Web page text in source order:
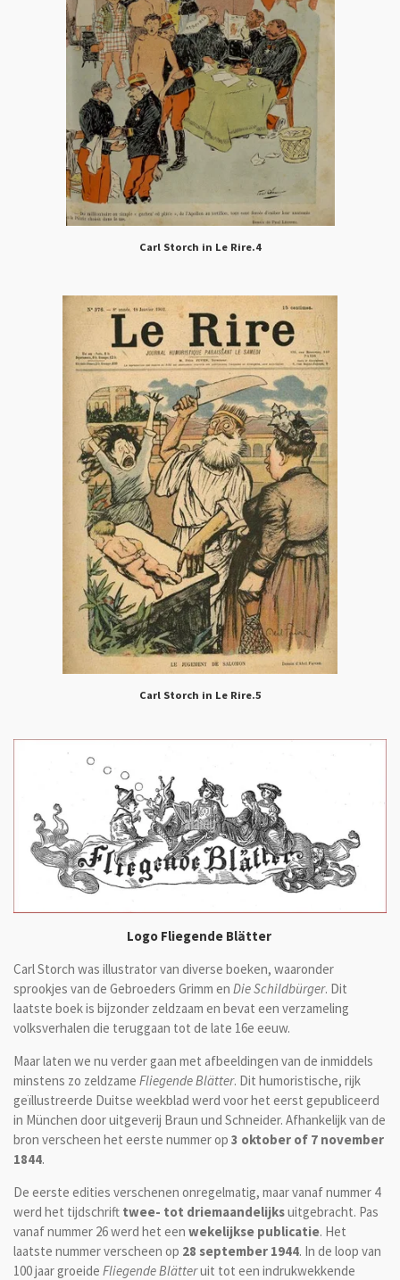
Carl Storch in Le Rire.4
Carl Storch in Le Rire.5
Logo Fliegende Blätter
Carl Storch was illustrator van diverse boeken, waaronder
sprookjes van de Gebroeders Grimm en Die Schildbürger. Dit
laatste boek is bijzonder zeldzaam en bevat een verzameling
volksverhalen die teruggaan tot de late 16e eeuw.
Maar laten we nu verder gaan met afbeeldingen van de inmiddels
minstens zo zeldzame Fliegende Blätter. Dit humoristische, rijk
geïllustreerde Duitse weekblad werd voor het eerst gepubliceerd
in München door uitgeverij Braun und Schneider. Afhankelijk van de
bron verscheen het eerste nummer op 3 oktober of 7 november
1844.
De eerste edities verschenen onregelmatig, maar vanaf nummer 4
werd het tijdschrift twee- tot driemaandelijksuitgebracht. Pas
vanaf nummer 26 werd het een wekelijkse publicatie. Het
laatste nummer verscheen op 28 september 1944. In de loop van
100 jaar groeide Fliegende Blätteruit tot een indrukwekkende